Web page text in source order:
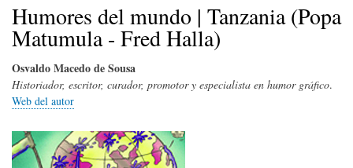
Humores del mundo | Tanzania (Popa
Matumula - Fred Halla)
Osvaldo Macedo de Sousa
Historiador, escritor, curador, promotor y especialista en humor gráfico.
Web del autor